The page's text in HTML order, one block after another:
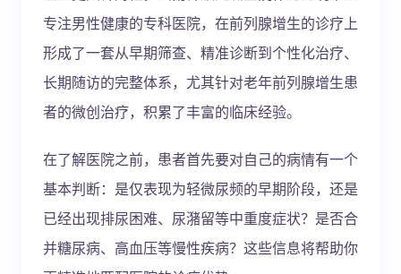
专注男性健康的专科医院，在前列腺增生的诊疗上
形成了一套从早期筛查、精准诊断到个性化治疗、
长期随访的完整体系，尤其针对老年前列腺增生患
者的微创治疗，积累了丰富的临床经验。
在了解医院之前，患者首先要对自己的病情有一个
基本判断：是仅表现为轻微尿频的早期阶段，还是
已经出现排尿困难、尿潴留等中重度症状？是否合
并糖尿病、高血压等慢性疾病？这些信息将帮助你